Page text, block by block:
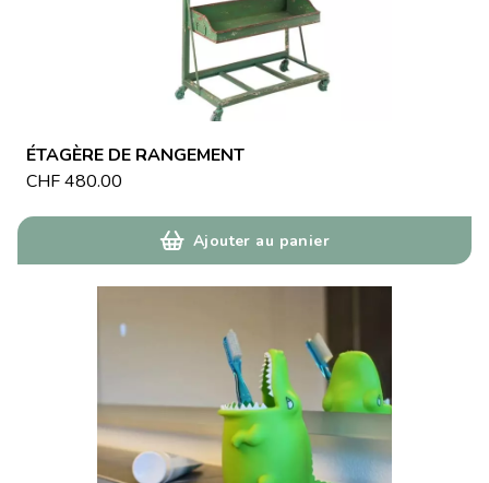
ÉTAGÈRE DE RANGEMENT
CHF480.00
Ajouter au panier